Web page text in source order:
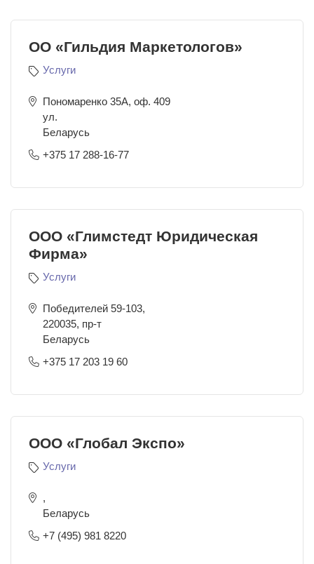
ОО «Гильдия Маркетологов»
Услуги
Пономаренко 35А, оф. 409
ул.
Беларусь
+375 17 288-16-77
ООО «Глимстедт Юридическая
Фирма»
Услуги
Победителей 59-103,
220035, пр-т
Беларусь
+375 17 203 19 60
ООО «Глобал Экспо»
Услуги
,
Беларусь
+7 (495) 981 8220